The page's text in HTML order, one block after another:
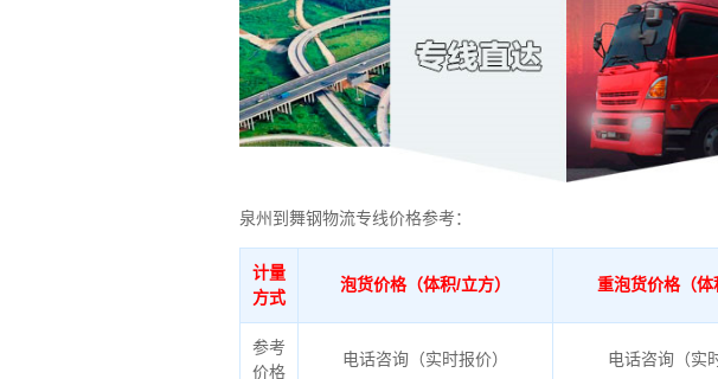
泉州到舞钢物流专线价格参考：
计量
方式
泡货价格（体积/立方） 重泡货价格（体
参考
价格
电话咨询（实时报价） 电话咨询（实